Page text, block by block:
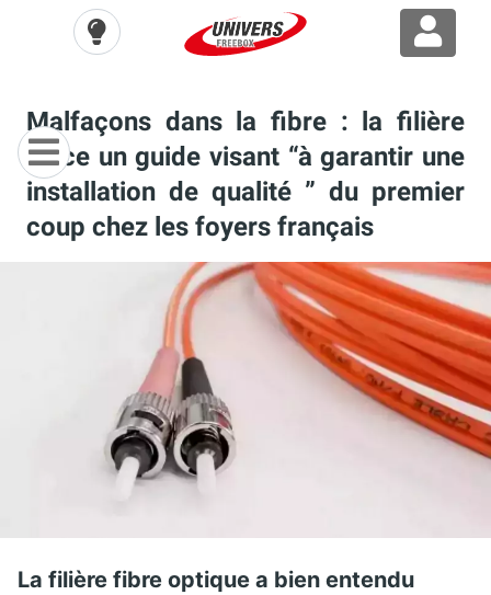
Malfaçons dans la fibre : la filière
lance un guide visant “à garantir une
installation de qualité ” du premier
coup chez les foyers français
La filière fibre optique a bien entendu